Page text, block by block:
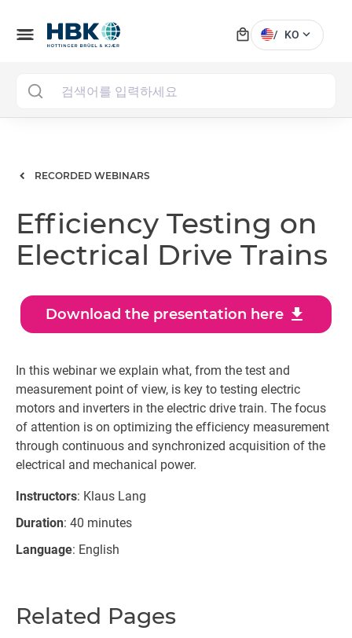
menu local_mall / KO expand_more
RECORDED WEBINARS
Efficiency Testing on
Electrical Drive Trains
Download the presentation here download
In this webinar we explain what, from the test and
measurement point of view, is key to testing electric
motors and inverters in the electric drive train. The focus
of attention is on optimizing the efficiency measurement
through continuous and synchronized acquisition of the
electrical and mechanical power.
Instructors: Klaus Lang
Duration: 40 minutes
Language: English
Related Pages